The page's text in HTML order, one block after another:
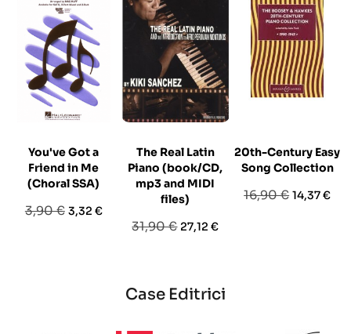
You've Got a
Friend in Me
(Choral SSA)
Prezzo
3,90 € Prezzo
3,32 €
The Real Latin
Piano (book/CD,
mp3 and MIDI
files)
Prezzo
31,90 € Prezzo
27,12 €
20th-Century Easy
Song Collection
Prezzo
16,90 € Prezzo
14,37 €
Case Editrici